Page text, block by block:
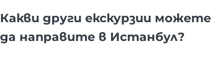
Какви други екскурзии можете
да направите в Истанбул?